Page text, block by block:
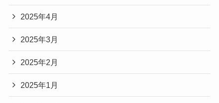
2025年4月
2025年3月
2025年2月
2025年1月